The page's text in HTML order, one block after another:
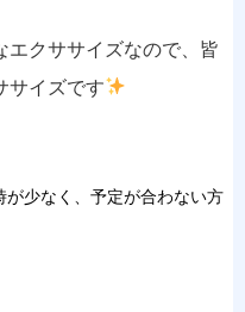
エクササイズなので、皆
サイズです
少なく、予定が合わない方